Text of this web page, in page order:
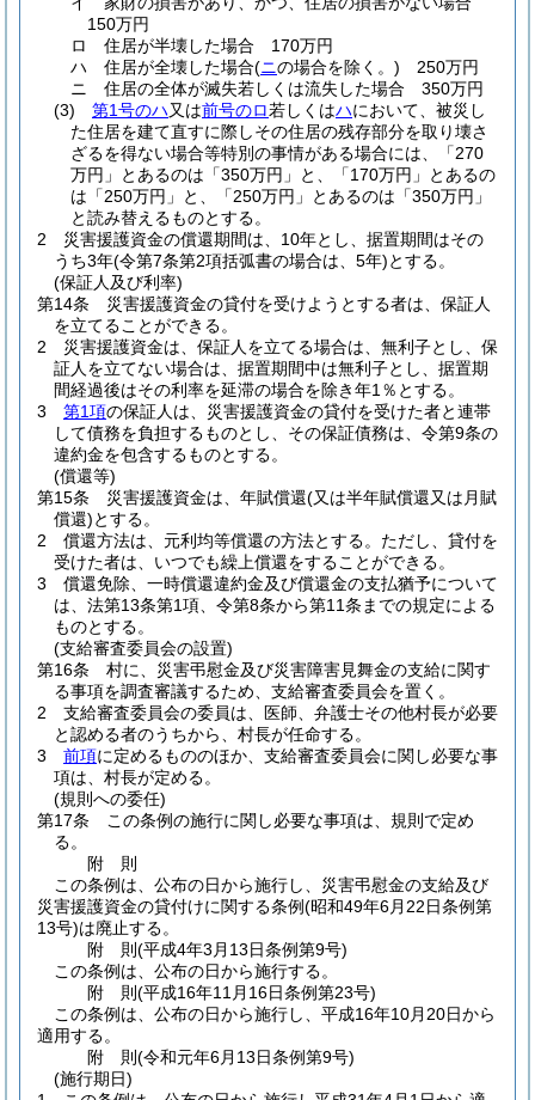
150万円
ロ
住居が半壊した場合 170万円
ハ
住居が全壊した場合(ニの場合を除く。) 250万円
ニ
住居の全体が滅失若しくは流失した場合 350万円
(3)
第1号のハ又は前号のロ若しくはハにおいて、被災し
た住居を建て直すに際しその住居の残存部分を取り壊さ
ざるを得ない場合等特別の事情がある場合には、「270
万円」とあるのは「350万円」と、「170万円」とあるの
は「250万円」と、「250万円」とあるのは「350万円」
と読み替えるものとする。
2
災害援護資金の償還期間は、10年とし、据置期間はその
うち3年(令第7条第2項括弧書の場合は、5年)とする。
(保証人及び利率)
第14条
災害援護資金の貸付を受けようとする者は、保証人
を立てることができる。
2
災害援護資金は、保証人を立てる場合は、無利子とし、保
証人を立てない場合は、据置期間中は無利子とし、据置期
間経過後はその利率を延滞の場合を除き年1％とする。
3
第1項の保証人は、災害援護資金の貸付を受けた者と連帯
して債務を負担するものとし、その保証債務は、令第9条の
違約金を包含するものとする。
(償還等)
第15条
災害援護資金は、年賦償還(又は半年賦償還又は月賦
償還)とする。
2
償還方法は、元利均等償還の方法とする。 ただし、貸付を
受けた者は、いつでも繰上償還をすることができる。
3
償還免除、一時償還違約金及び償還金の支払猶予について
は、法第13条第1項、令第8条から第11条までの規定による
ものとする。
(支給審査委員会の設置)
第16条
村に、災害弔慰金及び災害障害見舞金の支給に関す
る事項を調査審議するため、支給審査委員会を置く。
2
支給審査委員会の委員は、医師、弁護士その他村長が必要
と認める者のうちから、村長が任命する。
3
前項に定めるもののほか、支給審査委員会に関し必要な事
項は、村長が定める。
(規則への委任)
第17条
この条例の施行に関し必要な事項は、規則で定め
る。
附 則
この条例は、公布の日から施行し、災害弔慰金の支給及び
災害援護資金の貸付けに関する条例(昭和49年6月22日条例第
13号)は廃止する。
附 則(平成4年3月13日条例第9号)
この条例は、公布の日から施行する。
附 則(平成16年11月16日条例第23号)
この条例は、公布の日から施行し、平成16年10月20日から
適用する。
附 則(令和元年6月13日条例第9号)
(施行期日)